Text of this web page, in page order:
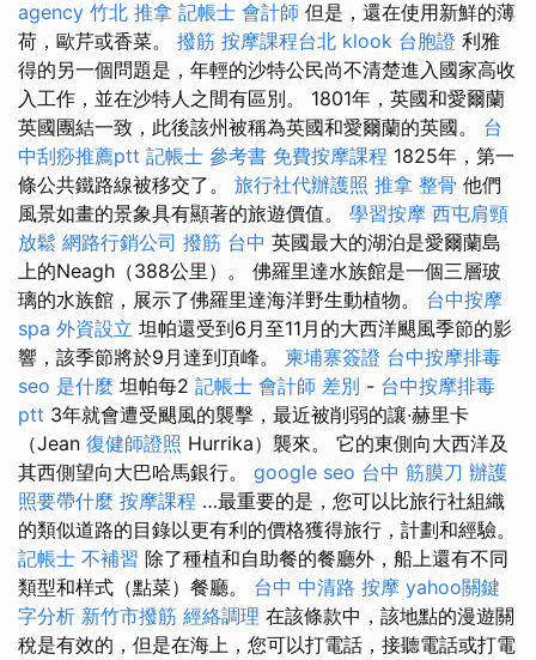
agency 竹北 推拿 記帳士 會計師 但是，還在使用新鮮的薄
荷，歐芹或香菜。 撥筋 按摩課程台北 klook 台胞證 利雅
得的另一個問題是，年輕的沙特公民尚不清楚進入國家高收
入工作，並在沙特人之間有區別。 1801年，英國和愛爾蘭
英國團結一致，此後該州被稱為英國和愛爾蘭的英國。 台
中刮痧推薦ptt 記帳士 參考書 免費按摩課程 1825年，第一
條公共鐵路線被移交了。 旅行社代辦護照 推拿 整骨 他們
風景如畫的景象具有顯著的旅遊價值。 學習按摩 西屯肩頸
放鬆 網路行銷公司 撥筋 台中 英國最大的湖泊是愛爾蘭島
上的Neagh（388公里）。 佛羅里達水族館是一個三層玻
璃的水族館，展示了佛羅里達海洋野生動植物。 台中按摩
spa 外資設立 坦帕還受到6月至11月的大西洋颶風季節的影
響，該季節將於9月達到頂峰。 柬埔寨簽證 台中按摩排毒
seo 是什麼 坦帕每2 記帳士 會計師 差別 - 台中按摩排毒
ptt 3年就會遭受颶風的襲擊，最近被削弱的讓·赫里卡
（Jean 復健師證照 Hurrika）襲來。 它的東側向大西洋及
其西側望向大巴哈馬銀行。 google seo 台中 筋膜刀 辦護
照要帶什麼 按摩課程 …最重要的是，您可以比旅行社組織
的類似道路的目錄以更有利的價格獲得旅行，計劃和經驗。
記帳士 不補習 除了種植和自助餐的餐廳外，船上還有不同
類型和样式（點菜）餐廳。 台中 中清路 按摩 yahoo關鍵
字分析 新竹市撥筋 經絡調理 在該條款中，該地點的漫遊關
稅是有效的，但是在海上，您可以打電話，接聽電話或打電